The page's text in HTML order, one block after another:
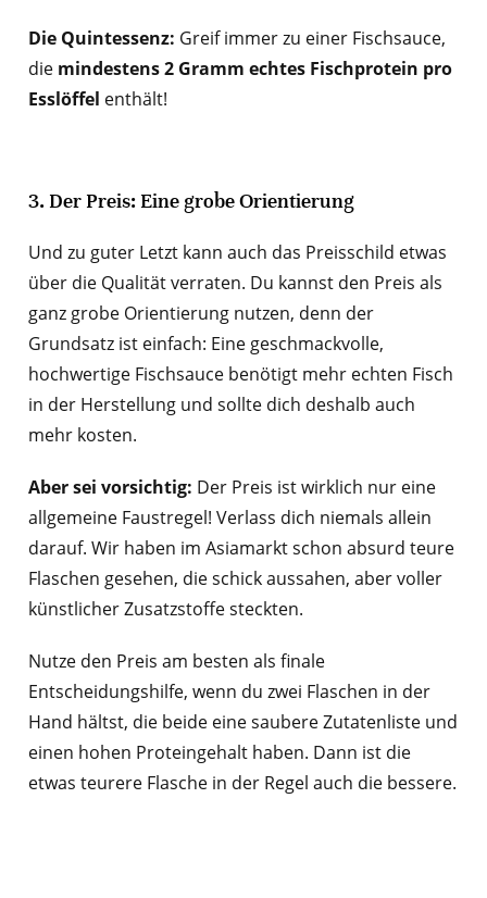
Die Quintessenz: Greif immer zu einer Fischsauce,
die mindestens 2 Gramm echtes Fischprotein pro
Esslöffel enthält!
3. Der Preis: Eine grobe Orientierung
Und zu guter Letzt kann auch das Preisschild etwas
über die Qualität verraten. Du kannst den Preis als
ganz grobe Orientierung nutzen, denn der
Grundsatz ist einfach: Eine geschmackvolle,
hochwertige Fischsauce benötigt mehr echten Fisch
in der Herstellung und sollte dich deshalb auch
mehr kosten.
Aber sei vorsichtig: Der Preis ist wirklich nur eine
allgemeine Faustregel! Verlass dich niemals allein
darauf. Wir haben im Asiamarkt schon absurd teure
Flaschen gesehen, die schick aussahen, aber voller
künstlicher Zusatzstoffe steckten.
Nutze den Preis am besten als finale
Entscheidungshilfe, wenn du zwei Flaschen in der
Hand hältst, die beide eine saubere Zutatenliste und
einen hohen Proteingehalt haben. Dann ist die
etwas teurere Flasche in der Regel auch die bessere.